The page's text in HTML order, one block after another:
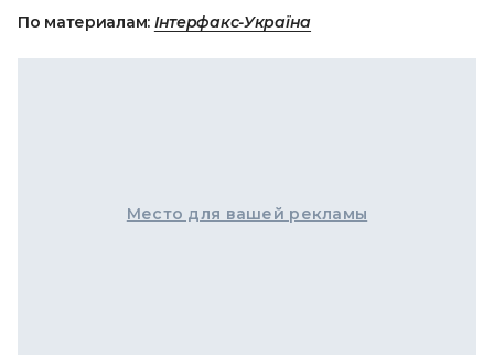
По материалам: Інтерфакс-Україна
Место для вашей рекламы